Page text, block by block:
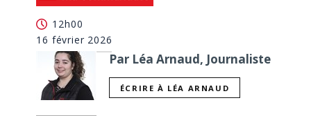
12h00
16 février 2026
Par Léa Arnaud, Journaliste
ÉCRIRE À LÉA ARNAUD